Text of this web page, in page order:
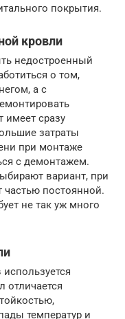
покрытия.
кровли
недостроенный
о том,
а с
имеет сразу
затраты
при монтаже
с демонтажем.
вариант, при
частью постоянной.
не так уж много
отличается
температур и